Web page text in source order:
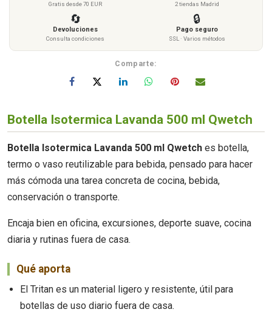
Gratis desde 70 EUR 2 tiendas Madrid
🔄
Devoluciones
Consulta condiciones
🔒
Pago seguro
SSL · Varios métodos
Comparte:
Botella Isotermica Lavanda 500 ml Qwetch
Botella Isotermica Lavanda 500 ml Qwetch es botella,
termo o vaso reutilizable para bebida, pensado para hacer
más cómoda una tarea concreta de cocina, bebida,
conservación o transporte.
Encaja bien en oficina, excursiones, deporte suave, cocina
diaria y rutinas fuera de casa.
Qué aporta
El Tritan es un material ligero y resistente, útil para
botellas de uso diario fuera de casa.